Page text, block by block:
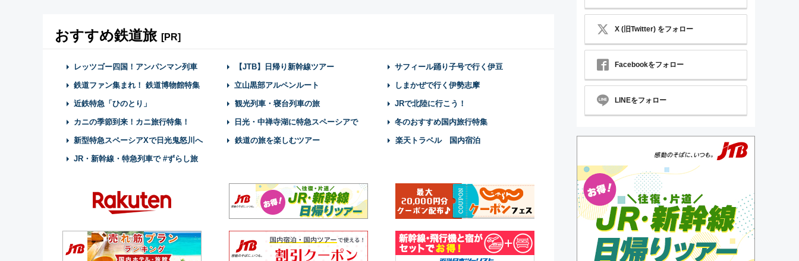
おすすめ鉄道旅 [PR]
レッツゴー四国！アンパンマン列車 【JTB】日帰り新幹線ツアー サフィール踊り子号で行く伊豆
鉄道ファン集まれ！ 鉄道博物館特集 立山黒部アルペンルート しまかぜで行く伊勢志摩
近鉄特急「ひのとり」 観光列車・寝台列車の旅 JRで北陸に行こう！
カニの季節到来！カニ旅行特集！ 日光・中禅寺湖に特急スペーシアで 冬のおすすめ国内旅行特集
新型特急スペーシアXで日光鬼怒川へ 鉄道の旅を楽しむツアー 楽天トラベル 国内宿泊
JR・新幹線・特急列車で #ずらし旅
X (旧Twitter) をフォロー
Facebookをフォロー
LINEをフォロー